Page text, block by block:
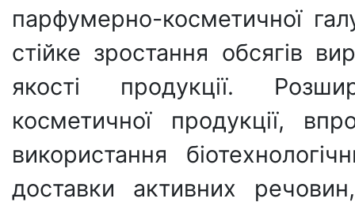
парфумерно-косметичної
стійке зростання обсягів
якості продукції.
косметичної продукції,
використання
доставки активних